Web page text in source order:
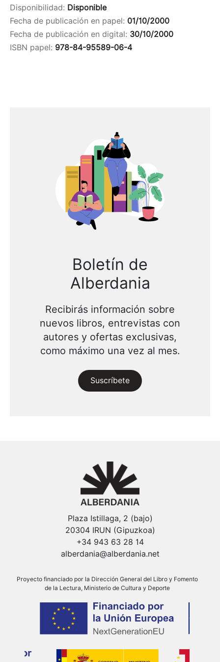
Disponibilidad: Disponible
Fecha de publicación en papel: 01/10/2000
Fecha de publicación en digital: 30/10/2000
ISBN papel: 978-84-95589-06-4
Boletín de
Alberdania
Recibirás información sobre
nuevos libros, entrevistas con
autores y ofertas exclusivas,
como máximo una vez al mes.
Suscríbete
Plaza Istillaga, 2 (bajo)
20304 IRUN (Gipuzkoa)
+34 943 63 28 14
alberdania@alberdania.net
Proyecto financiado por la Dirección General del Libro y Fomento
de la Lectura, Ministerio de Cultura y Deporte